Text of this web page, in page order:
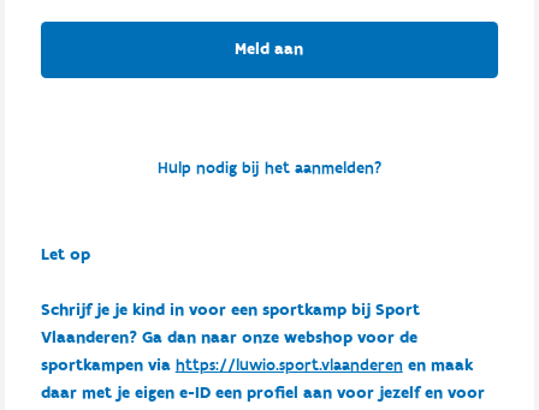
Meld aan
Hulp nodig bij het aanmelden?
Let op
Schrijf je je kind in voor een sportkamp bij Sport
Vlaanderen? Ga dan naar onze webshop voor de
sportkampen via https://luwio.sport.vlaanderenen maak
daar met je eigen e-ID een profiel aan voor jezelf en voor